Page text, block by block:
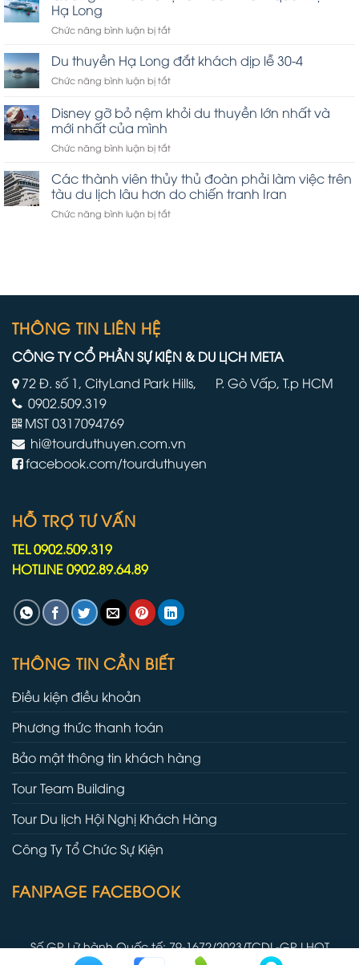
Key
Carnival
Hạ Long
Chức năng bình luận bị tắtở
Ninh
siết
chặt
toàn
vịnh
Long
Du thuyền Hạ Long đắt khách dịp lễ 30-4
Chức năng bình luận bị tắtở
thuyền
Hạ
đắt
dịp
lễ
30-
4
Disney gỡ bỏ nệm khỏi du thuyền lớn nhất và
mới nhất của mình
Chức năng bình luận bị tắtở
bỏ
nệm
khỏi
mới
Các thành viên thủy thủ đoàn phải làm việc trên
tàu du lịch lâu hơn do chiến tranh Iran
Chức năng bình luận bị tắtở
đoàn
trên
tàu
lịch
chiến
Iran
THÔNG TIN LIÊN HỆ
CÔNG TY CỔ PHẦN SỰ KIỆN & DU LỊCH META
72 Đ. số 1, CityLand Park Hills, P. Gò Vấp, T.p HCM
0902.509.319
MST 0317094769
hi@tourduthuyen.com.vn
facebook.com/tourduthuyen
HỖ TRỢ TƯ VẤN
TEL 0902.509.319
HOTLINE 0902.89.64.89
THÔNG TIN CẦN BIẾT
Điều kiện điều khoản
Phương thức thanh toán
Bảo mật thông tin khách hàng
Tour Team Building
Tour Du lịch Hội Nghị Khách Hàng
Công Ty Tổ Chức Sự Kiện
FANPAGE FACEBOOK
Số GP Lữ hành Quốc tế: 79-1672/2023/TCDL-GP LHQT